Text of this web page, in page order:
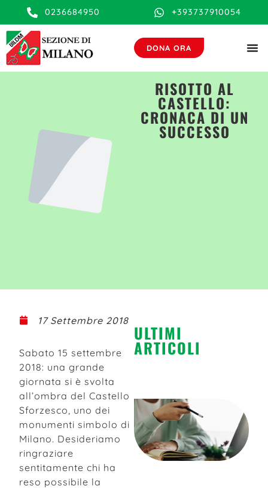
contenuto0236684950 +393737910054
DONA ORA
RISOTTO AL
CASTELLO:
CRONACA DI UN
SUCCESSO
17 Settembre 2018
Sabato 15 settembre
2018: una grande
giornata si è svolta
all’ombra del Castello
Sforzesco, uno dei
monumenti simbolo di
Milano. Desideriamo
ringraziare
sentitamente chi ha
reso possibile la
ULTIMI
ARTICOLI